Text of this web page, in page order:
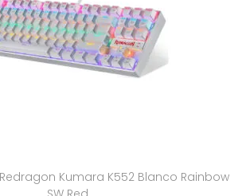
Kumara K552 Blanco Rainbow